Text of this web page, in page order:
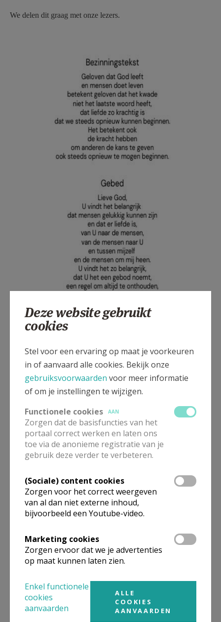
We delen dit graag met onze lezers.
Gepubliceerd door
Kerk Stekene en Sint-Gillis-Waas
Meer
Artikel
Deze website gebruikt
cookies
Stel voor een ervaring op maat je voorkeuren
in of aanvaard alle cookies. Bekijk onze
gebruiksvoorwaarden voor meer informatie
of om je instellingen te wijzigen.
Functionele cookies
AAN
Zorgen dat de basisfuncties van het
portaal correct werken en laten ons
toe via de anonieme registratie van je
gebruik deze verder te verbeteren.
(Sociale) content cookies
Zorgen voor het correct weergeven
van al dan niet externe inhoud,
bijvoorbeeld een Youtube-video.
Marketing cookies
Zorgen ervoor dat we je advertenties
op maat kunnen laten zien.
Enkel functionele
cookies
aanvaarden
ALLE
COOKIES
AANVAARDEN